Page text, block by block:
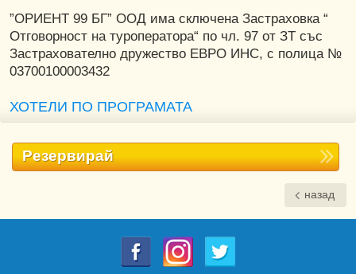
”ОРИЕНТ 99 БГ” ООД има сключена Застраховка “
Отговорност на туроператора“ по чл. 97 от ЗТ със
Застрахователно дружество ЕВРО ИНС, с полица №
03700100003432
ХОТЕЛИ ПО ПРОГРАМАТА
Резервирай
назад